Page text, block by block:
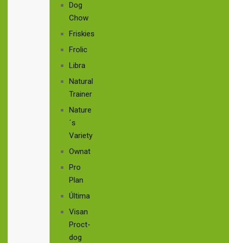
Dog
Chow
Friskies
Frolic
Libra
Natural
Trainer
Nature
´s
Variety
Ownat
Pro
Plan
Última
Visan
Proct-
dog